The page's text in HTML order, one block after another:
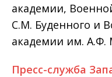
академии,
С.М. Буденного и
академии им. А.Ф.
Пресс-служба